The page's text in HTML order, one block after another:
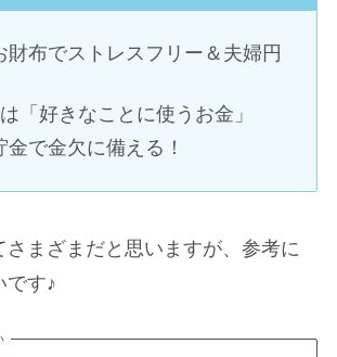
財布でストレスフリー＆夫婦円
「好きなことに使うお金」
金で金欠に備える！
さまざまだと思いますが、参考に
です♪